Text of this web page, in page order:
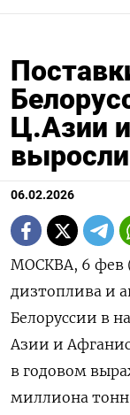
Ц.Азии
06.02.2026
МОСКВА, 6 фев
дизтоплива и
Белоруссии в
Азии и
в годовом
миллиона